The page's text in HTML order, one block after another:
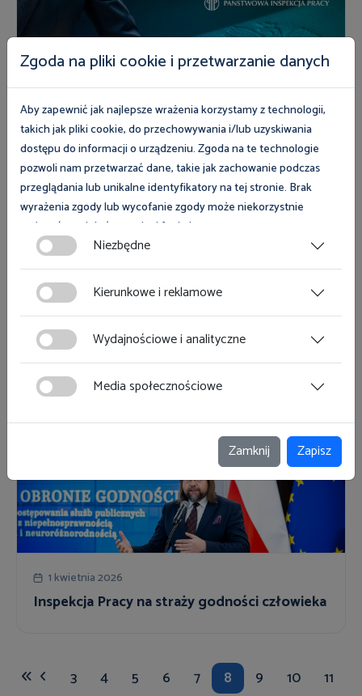
2 kwietnia 2026
Kolejny rozdział w historii Państwowej
Inspekcji Pracy
1 kwietnia 2026
Praca z misją, rozwój z gwarancją
1 kwietnia 2026
Inspekcja Pracy na straży godności człowieka
3 4 5 6 7 8 9 10
11
Zgoda na pliki cookie i przetwarzanie danych
Aby zapewnić jak najlepsze wrażenia korzystamy z technologii,
takich jak pliki cookie, do przechowywania i/lub uzyskiwania
dostępu do informacji o urządzeniu. Zgoda na te technologie
pozwoli nam przetwarzać dane, takie jak zachowanie podczas
przeglądania lub unikalne identyfikatory na tej stronie. Brak
wyrażenia zgody lub wycofanie zgody może niekorzystnie
wpłynąć na niektóre cechy i funkcje.
Zgoda na pliki cookies jest dobrowolna i można ją wycofać lub
zmodyfikować w dowolnym momencie klikając w przycisk
ciasteczka w lewym dolnym rogu strony. Więcej informacji
znajdziesz w
Niezbędne
Kierunkowe i reklamowe
Wydajnościowe i analityczne
Media społecznościowe
Zamknij Zapisz